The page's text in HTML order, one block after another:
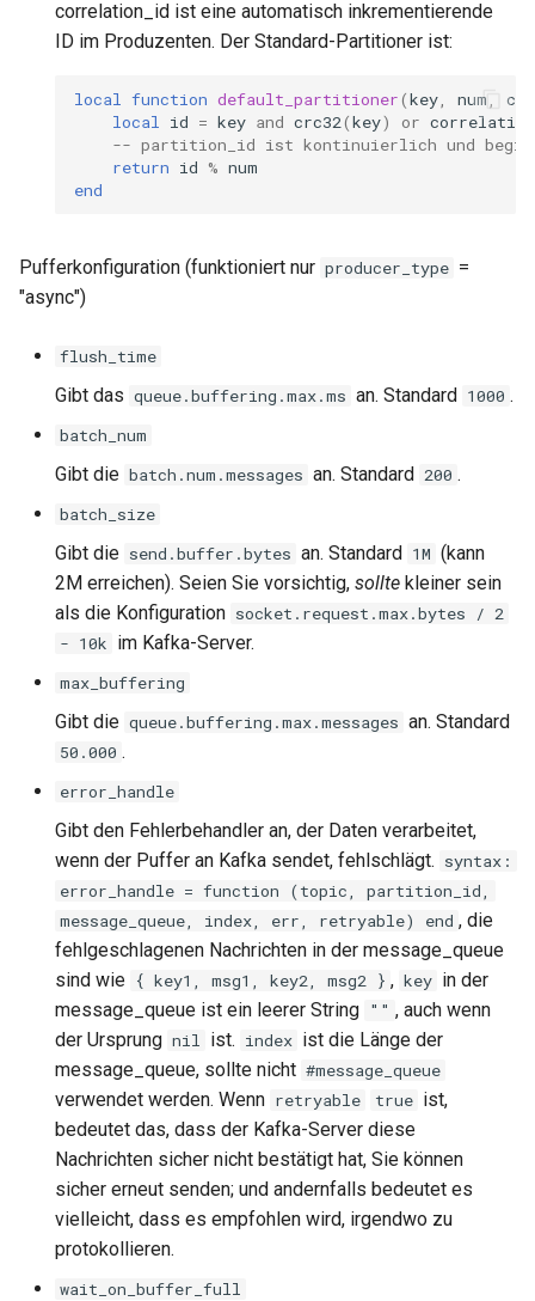
wasm-wasmtime
zip
zstd
correlation_id ist eine automatisch inkrementierende
ID im Produzenten. Der Standard-Partitioner ist:
local function default_partitioner(key num
local
id = key and crc32(key) or
-- partition_id ist kontinuierlich und
return id % num
end
Pufferkonfiguration (funktioniert nur producer_type =
"async")
flush_time
Gibt das queue.buffering.max.ms an. Standard 1000 .
batch_num
Gibt die batch.num.messages an. Standard 200 .
batch_size
Gibt die send.buffer.bytes an. Standard 1M (kann
2M erreichen). Seien Sie vorsichtig, sollte kleiner sein
als die Konfiguration socket.request.max.bytes / 2
- 10k im Kafka-Server.
max_buffering
Gibt die queue.buffering.max.messages an. Standard
50.000 .
error_handle
Gibt den Fehlerbehandler an, der Daten verarbeitet,
wenn der Puffer an Kafka sendet, fehlschlägt. syntax:
error_handle = function (topic, partition_id,
message_queue, index, err, retryable) end , die
fehlgeschlagenen Nachrichten in der message_queue
sind wie { key1, msg1, key2, msg2 } , key in der
message_queue ist ein leerer String "" , auch wenn
der Ursprung nil ist. index ist die Länge der
message_queue, sollte nicht #message_queue
verwendet werden. Wenn retryable true ist,
bedeutet das, dass der Kafka-Server diese
Nachrichten sicher nicht bestätigt hat, Sie können
sicher erneut senden; und andernfalls bedeutet es
vielleicht, dass es empfohlen wird, irgendwo zu
protokollieren.
wait_on_buffer_full